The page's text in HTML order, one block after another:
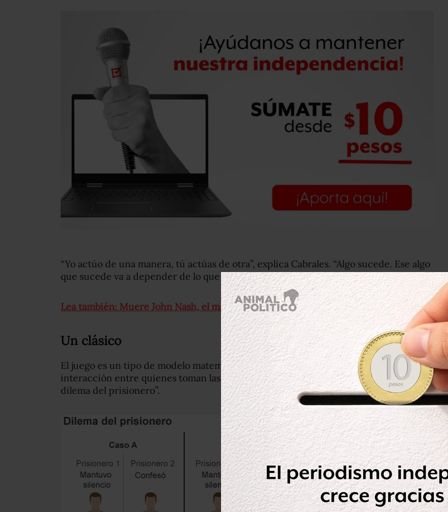
“Yo actúo de una manera, tú actúas de otra”, explica Cabrales. “Algo sucede. Ese algo
que sucede va a depender de lo que ambos hagamos”.
Lea también: Muere John Nash, el matemático de la “mente brillante”
Un clásico
El juego es un tipo de modelo matemático para entender la toma de decisión y la
interacción entre quienes toman las decisiones. Y el mejor conocido se llama “El
dilema del prisionero”.